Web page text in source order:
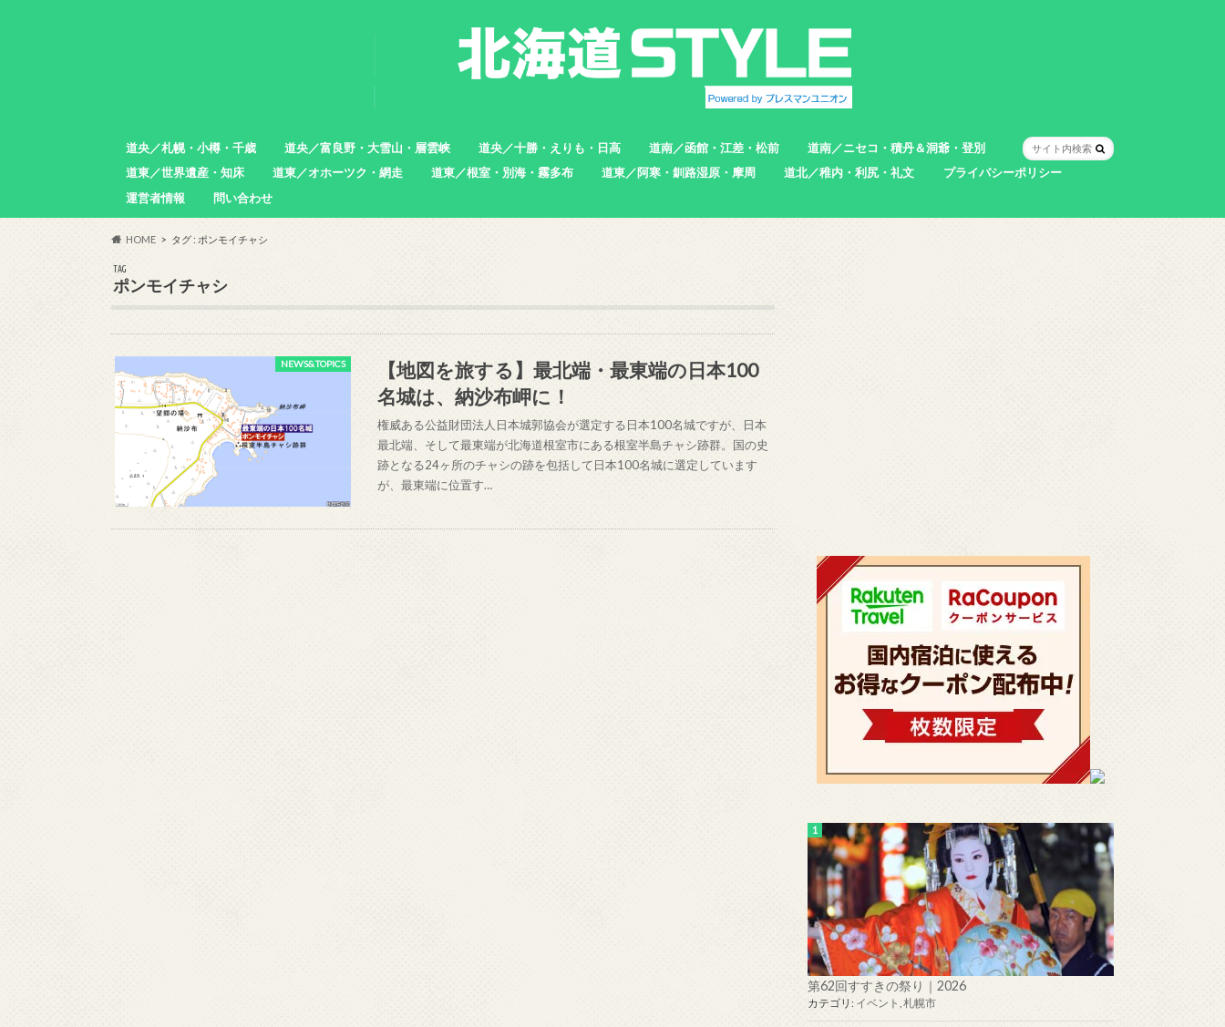
道央／札幌・小樽・千歳
札幌市
小樽市
石狩市
北広島市
恵庭市
千歳市
苫小牧市
道央／富良野・大雪山・層雲峡
中富良野町
東川町
沼田町
幌加内町
増毛町
道央／十勝・えりも・日高
帯広市
えりも町
新ひだか町
足寄町
道南／函館・江差・松前
函館市
北斗市
七飯町
松前町
江差町
上ノ国町
道南／ニセコ・積丹＆洞爺・登別
室蘭市
登別市
洞爺湖町
真狩村
共和町
壮瞥町
積丹町
神恵内村
道東／世界遺産・知床
羅臼町
斜里町
道東／オホーツク・網走 道東／根室・別海・霧多布 道東／阿寒・釧路湿原・摩周 道北／稚内・利尻・礼文
プライバシーポリシー
運営者情報
問い合わせ
HOME タグ : ポンモイチャシ
TAG
ポンモイチャシ
NEWS&TOPICS
【地図を旅する】最北端・最東端の日本100
名城は、納沙布岬に！
権威ある公益財団法人日本城郭協会が選定する日本100名城ですが、日本
最北端、そして最東端が北海道根室市にある根室半島チャシ跡群。国の史
跡となる24ヶ所のチャシの跡を包括して日本100名城に選定しています
が、最東端に位置す…
第62回すすきの祭り｜2026
カテゴリ: イベント 札幌市